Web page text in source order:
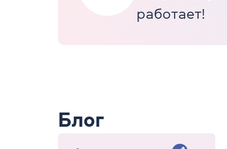
работает!
Блог